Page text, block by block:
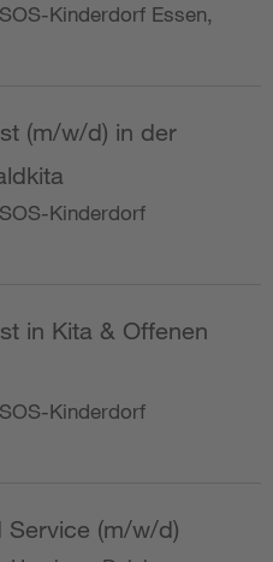
Kinderdorf Essen,
(m/w/d) in der
Kinderdorf
in Kita & Offenen
Kinderdorf
Service (m/w/d)